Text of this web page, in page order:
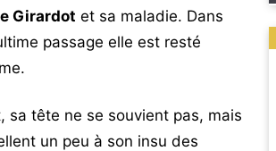
Girardot et sa maladie. Dans
passage elle est resté
sa tête ne se souvient pas, mais
un peu à son insu des